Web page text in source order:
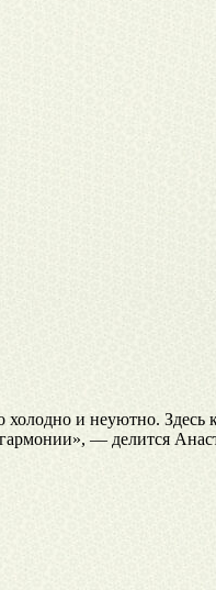
и неуютно. Здесь
— делится